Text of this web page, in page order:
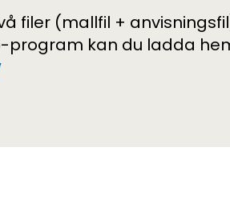
filer (mallfil +
program kan du ladda